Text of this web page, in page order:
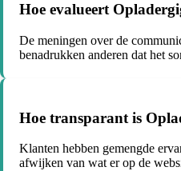
Hoe evalueert
De meningen over de
benadrukken anderen dat het
Hoe transparant is
Klanten hebben gemengde
afwijken van wat er op de